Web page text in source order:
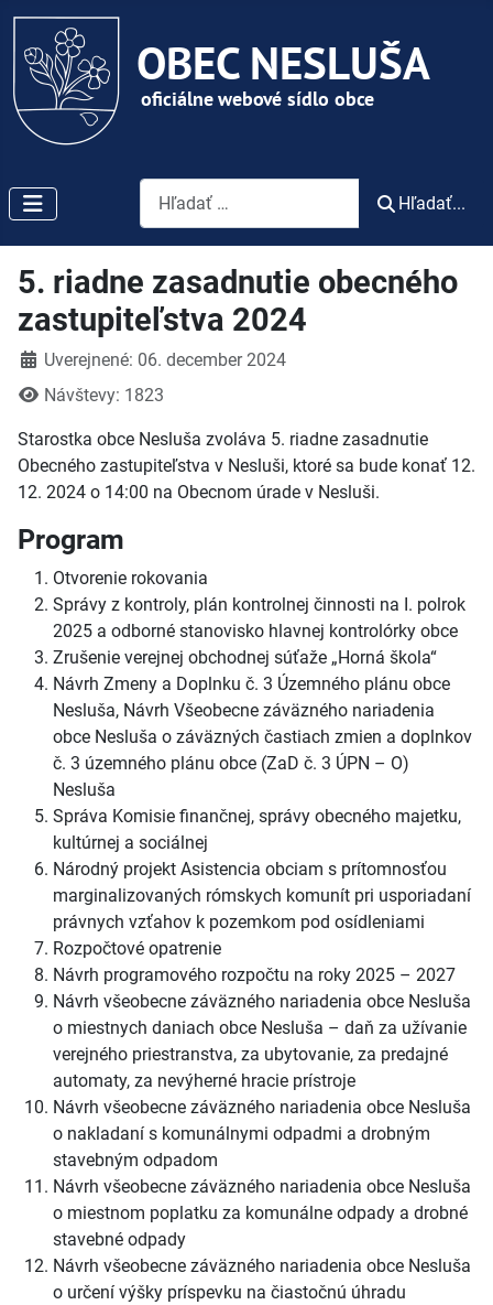
Vyhľadávanie
Hľadať...
5. riadne zasadnutie obecného
zastupiteľstva 2024
DetailyUverejnené: 06. december 2024
Návštevy: 1823
Starostka obce Nesluša zvoláva 5. riadne zasadnutie
Obecného zastupiteľstva v Nesluši, ktoré sa bude konať 12.
12. 2024 o 14:00 na Obecnom úrade v Nesluši.
Program
Otvorenie rokovania
Správy z kontroly, plán kontrolnej činnosti na I. polrok
2025 a odborné stanovisko hlavnej kontrolórky obce
Zrušenie verejnej obchodnej súťaže „Horná škola“
Návrh Zmeny a Doplnku č. 3 Územného plánu obce
Nesluša, Návrh Všeobecne záväzného nariadenia
obce Nesluša o záväzných častiach zmien a doplnkov
č. 3 územného plánu obce (ZaD č. 3 ÚPN – O)
Nesluša
Správa Komisie finančnej, správy obecného majetku,
kultúrnej a sociálnej
Národný projekt Asistencia obciam s prítomnosťou
marginalizovaných rómskych komunít pri usporiadaní
právnych vzťahov k pozemkom pod osídleniami
Rozpočtové opatrenie
Návrh programového rozpočtu na roky 2025 – 2027
Návrh všeobecne záväzného nariadenia obce Nesluša
o miestnych daniach obce Nesluša – daň za užívanie
verejného priestranstva, za ubytovanie, za predajné
automaty, za nevýherné hracie prístroje
Návrh všeobecne záväzného nariadenia obce Nesluša
o nakladaní s komunálnymi odpadmi a drobným
stavebným odpadom
Návrh všeobecne záväzného nariadenia obce Nesluša
o miestnom poplatku za komunálne odpady a drobné
stavebné odpady
Návrh všeobecne záväzného nariadenia obce Nesluša
o určení výšky príspevku na čiastočnú úhradu